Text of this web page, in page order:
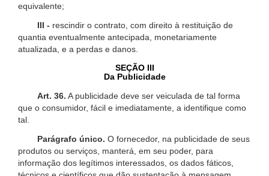
equivalente;
III - rescindir o contrato, com direito à restituição de
quantia eventualmente antecipada, monetariamente
atualizada, e a perdas e danos.
SEÇÃO III
Da Publicidade
Art. 36. A publicidade deve ser veiculada de tal forma
que o consumidor, fácil e imediatamente, a identifique como
tal.
Parágrafo único. O fornecedor, na publicidade de seus
produtos ou serviços, manterá, em seu poder, para
informação dos legítimos interessados, os dados fáticos,